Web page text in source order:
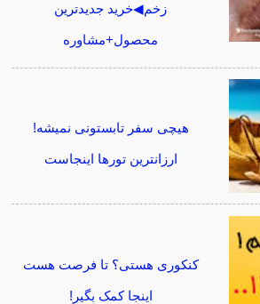
زخم◀خرید جدیدترین
محصول+مشاوره
هیچی سفر تابستونی نمیشه!
ارزانترین تورها اینجاست
کنکوری هستی؟ تا فرصت هست
اینجا کمک بگیر!